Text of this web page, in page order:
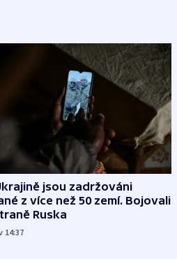
jsou zadržováni
z více než 50 zemí. Bojovali
Ruska
14:37